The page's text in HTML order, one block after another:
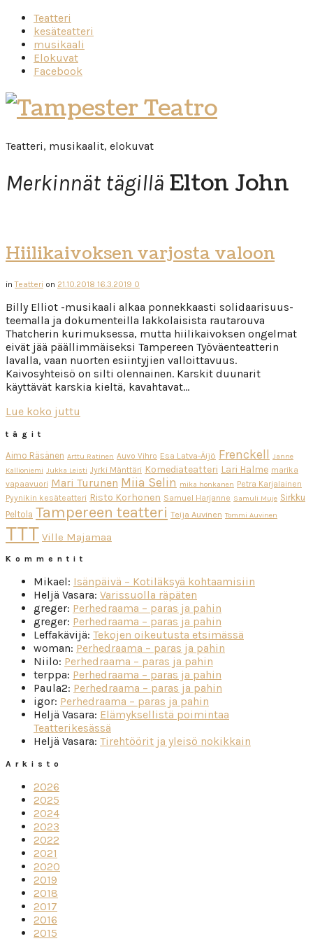
Teatteri
kesäteatteri
musikaali
Elokuvat
Facebook
Tampester
Teatro
Teatteri, musikaalit, elokuvat
Merkinnät tägillä Elton John
Hiilikaivoksen varjosta valoon
inTeatteri on 21.10.2018 16.3.2019 0
Billy Elliot -musikaali alkaa ponnekkaasti solidaarisuus-
teemalla ja dokumenteilla lakkolaisista rautarouva
Thatcherin kurimuksessa, mutta hiilikaivoksen ongelmat
eivät jää päällimmäiseksi Tampereen Työväenteatterin
lavalla, vaan nuorten esiintyjien valloittavuus.
Kaivosyhteisö on silti olennainen. Karskit duunarit
käyttävät karskia kieltä, kavahtavat…
Lue koko juttu
tägit
Aimo Räsänen Arttu Ratinen Auvo Vihro Esa Latva-Äijö Frenckell
Janne
Kallioniemi
Jukka Leisti Jyrki Mänttäri Komediateatteri Lari Halme marika
vapaavuori Mari Turunen Miia Selin mika honkanen Petra Karjalainen
Pyynikin kesäteatteri Risto Korhonen Samuel Harjanne Samuli Muje Sirkku
Peltola Tampereen teatteri Teija Auvinen Tommi Auvinen
TTT Ville Majamaa
Kommentit
Mikael: Isänpäivä – Kotiläksyä kohtaamisiin
Heljä Vasara: Varissuolla räpäten
greger: Perhedraama – paras ja pahin
greger: Perhedraama – paras ja pahin
Leffakävijä: Tekojen oikeutusta etsimässä
woman: Perhedraama – paras ja pahin
Niilo: Perhedraama – paras ja pahin
terppa: Perhedraama – paras ja pahin
Paula2: Perhedraama – paras ja pahin
igor: Perhedraama – paras ja pahin
Heljä Vasara: Elämyksellistä poimintaa
Teatterikesässä
Heljä Vasara: Tirehtöörit ja yleisö nokikkain
Arkisto
2026
2025
2024
2023
2022
2021
2020
2019
2018
2017
2016
2015